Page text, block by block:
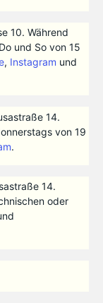
10. Während
und So von 15
, Instagram und
14.
von 19
.
14.
oder